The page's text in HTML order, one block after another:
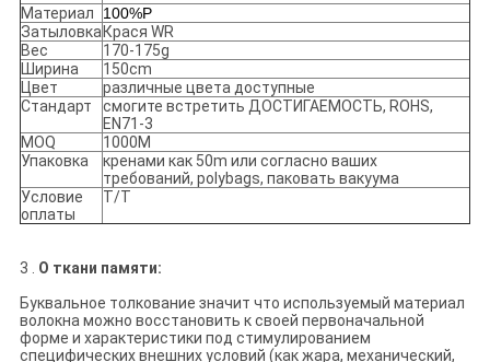
Материал
100%P
ЗатыловкаКрася WR
Вес
170-175g
Ширина
150cm
Цвет
различные цвета доступные
Стандарт
смогите встретить ДОСТИГАЕМОСТЬ, ROHS,
EN71-3
MOQ
1000M
Упаковка
кренами как 50m или согласно ваших
требований, polybags, паковать вакуума
Условие
оплаты
T/T
3 . О ткани памяти:
Буквальное толкование значит что используемый материал
волокна можно восстановить к своей первоначальной
форме и характеристики под стимулированием
специфических внешних условий (как жара, механический,